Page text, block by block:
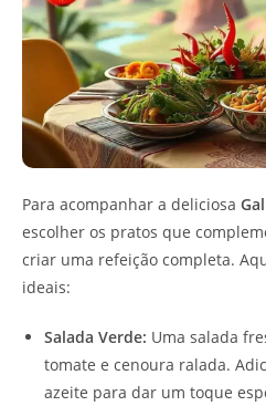
Para acompanhar a deliciosa
escolher os pratos que
criar uma refeição completa.
ideais:
Salada Verde: Uma salada
tomate e cenoura ralada.
azeite para dar um toque